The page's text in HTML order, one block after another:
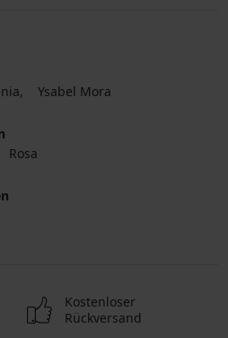
Ysabel Mora
Rosa
Kostenloser
Rückversand